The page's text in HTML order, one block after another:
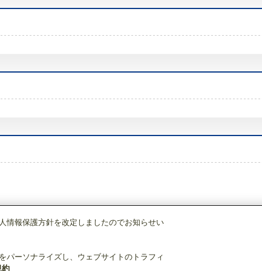
情報保護方針を改定しましたのでお知らせい
パーソナライズし、ウェブサイトのトラフィ
約